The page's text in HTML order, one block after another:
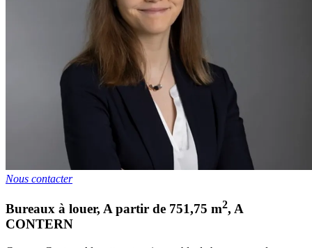
Nous contacter
Bureaux à louer, A partir de 751,75 m2, A
CONTERN